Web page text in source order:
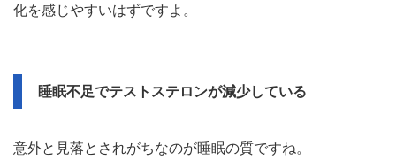
化を感じやすいはずですよ。
睡眠不足でテストステロンが減少している
意外と見落とされがちなのが睡眠の質ですね。